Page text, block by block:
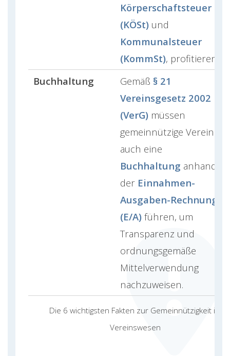
Die 6 wichtigsten Fakten zur Gemeinnützigkeit im
Vereinswesen
Körperschaftsteuer
(KÖSt) und
Kommunalsteuer
(KommSt), profitieren.
Buchhaltung
Gemäß § 21
Vereinsgesetz 2002
(VerG) müssen
gemeinnützige Vereine
auch eine
Buchhaltung anhand
der Einnahmen-
Ausgaben-Rechnung
(E/A) führen, um
Transparenz und
ordnungsgemäße
Mittelverwendung
nachzuweisen.